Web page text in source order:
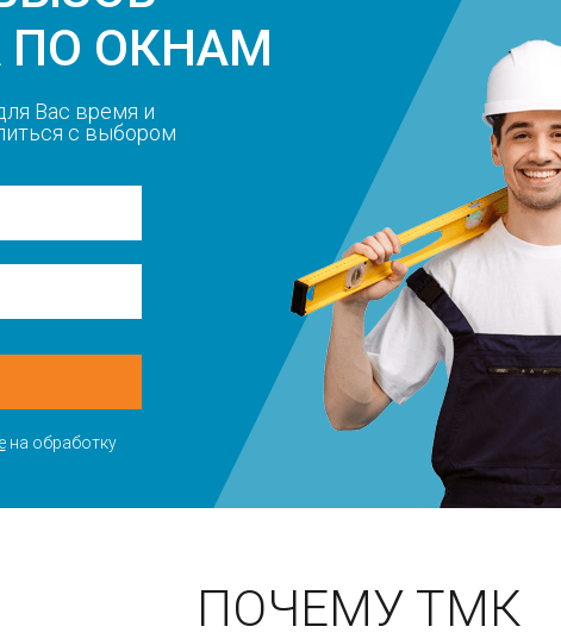
ПО ОКНАМ
Вас время и
с выбором
на обработку
ПОЧЕМУ ТМК